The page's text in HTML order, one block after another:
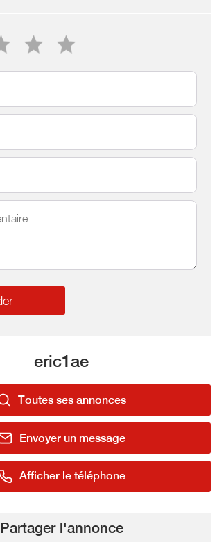
eric1ae
Toutes ses annonces
Envoyer un message
Afficher le téléphone
Partager l'annonce